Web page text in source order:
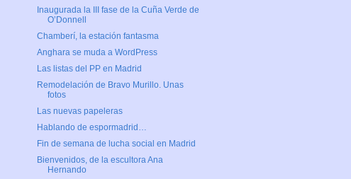
Inaugurada la III fase de la Cuña Verde de
O’Donnell
Chamberí, la estación fantasma
Anghara se muda a WordPress
Las listas del PP en Madrid
Remodelación de Bravo Murillo. Unas
fotos
Las nuevas papeleras
Hablando de espormadrid…
Fin de semana de lucha social en Madrid
Bienvenidos, de la escultora Ana
Hernando